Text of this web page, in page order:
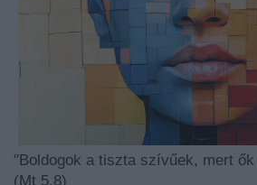
"Boldogok a tiszta szívűek, mert
(Mt 5,8)